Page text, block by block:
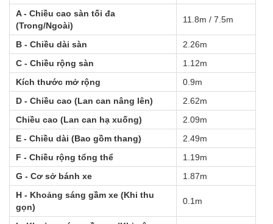
A - Chiều cao sàn tối đa
(Trong/Ngoài)
11.8m / 7.5m
B - Chiều dài sàn
2.26m
C - Chiều rộng sàn
1.12m
Kích thước mở rộng
0.9m
D - Chiều cao (Lan can nâng lên)
2.62m
Chiều cao (Lan can hạ xuống)
2.09m
E - Chiều dài (Bao gồm thang)
2.49m
F - Chiều rộng tổng thể
1.19m
G - Cơ sở bánh xe
1.87m
H - Khoảng sáng gầm xe (Khi thu
gọn)
0.1m